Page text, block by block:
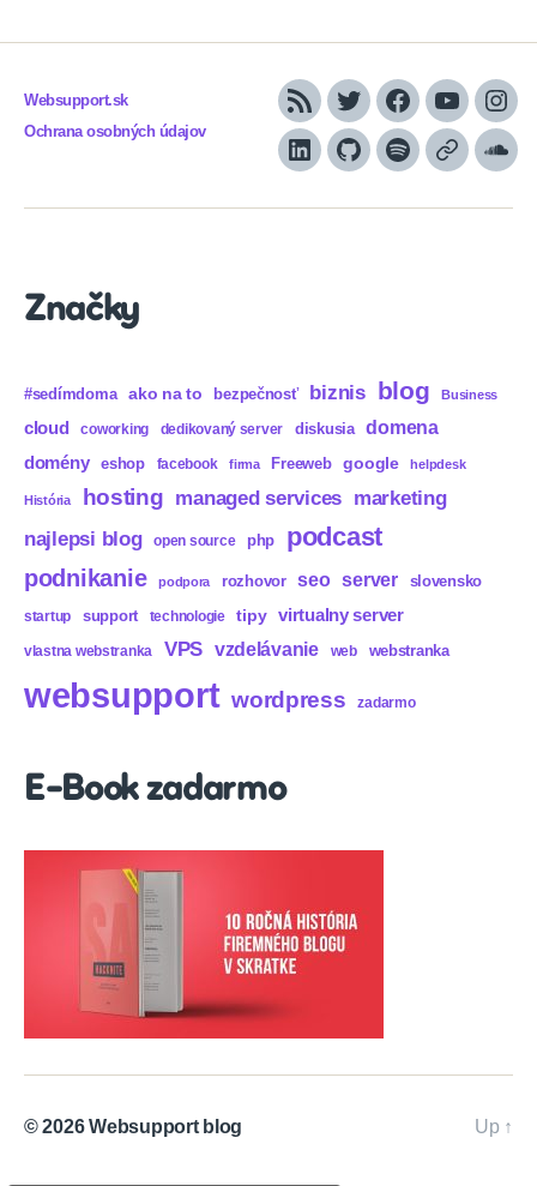
Websupport.sk
Ochrana osobných údajov
RSS TwitterFacebook
YouTube
LinkedInGitHubSpotifyApple
Značky
#sedímdoma ako na to bezpečnosť biznis blog Business
cloud coworking dedikovaný server diskusia domena
domény eshop facebook firma Freeweb google helpdesk
História hosting managed services marketing
najlepsi blog open source php podcast
podnikanie podpora rozhovor seo server slovensko
startup support technologie tipy virtualny server
vlastna webstranka VPS vzdelávanie web webstranka
websupport wordpress zadarmo
E-Book zadarmo
© 2026Websupport blog Up ↑